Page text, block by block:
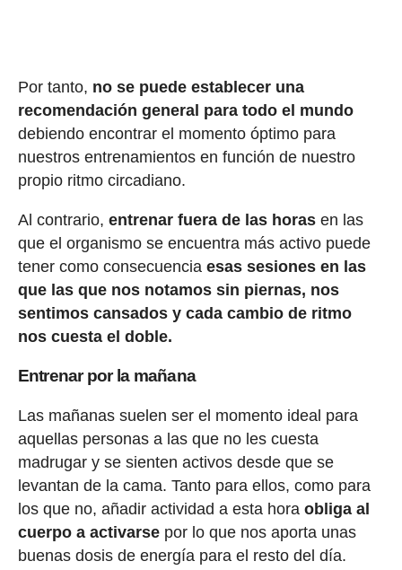
Por tanto, no se puede establecer una
recomendación general para todo el mundo
debiendo encontrar el momento óptimo para
nuestros entrenamientos en función de nuestro
propio ritmo circadiano.
Al contrario, entrenar fuera de las horasen las
que el organismo se encuentra más activo puede
tener como consecuencia esas sesiones en las
que las que nos notamos sin piernas, nos
sentimos cansados y cada cambio de ritmo
nos cuesta el doble.
Entrenar por la mañana
Las mañanas suelen ser el momento ideal para
aquellas personas a las que no les cuesta
madrugar y se sienten activos desde que se
levantan de la cama. Tanto para ellos, como para
los que no, añadir actividad a esta hora obliga al
cuerpo a activarsepor lo que nos aporta unas
buenas dosis de energía para el resto del día.